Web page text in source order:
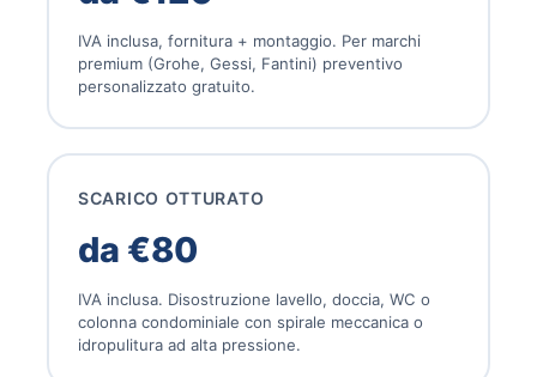
IVA inclusa, fornitura + montaggio. Per marchi
premium (Grohe, Gessi, Fantini) preventivo
personalizzato gratuito.
SCARICO OTTURATO
da €80
IVA inclusa. Disostruzione lavello, doccia, WC o
colonna condominiale con spirale meccanica o
idropulitura ad alta pressione.